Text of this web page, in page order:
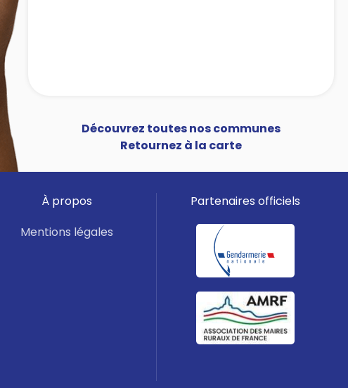
Découvrez toutes nos communes
Retournez à la carte
À propos
Mentions légales
Partenaires officiels